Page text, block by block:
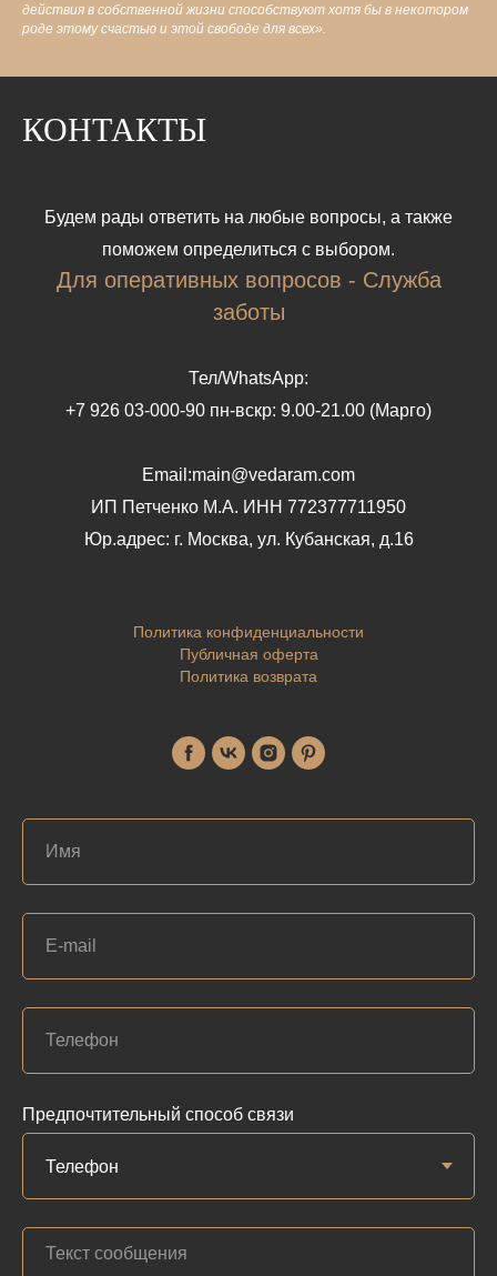
действия в собственной жизни способствуют хотя бы в некотором
роде этому счастью и этой свободе для всех».
КОНТАКТЫ
Будем рады ответить на любые вопросы, а также
поможем определиться с выбором.
Для оперативных вопросов - Служба
заботы
Тел/WhatsApp:
+7 926 03-000-90 пн-вскр: 9.00-21.00 (Марго)
Email:main@vedaram.com
ИП Петченко М.А. ИНН 772377711950
Юр.адрес: г. Москва, ул. Кубанская, д.16
Политика конфиденциальности
Публичная оферта
Политика возврата
Предпочтительный способ связи